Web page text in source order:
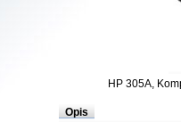
HP 305A,
Opis